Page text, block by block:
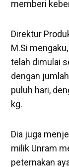
memberi
Direktur
M.Si
telah dimulai
dengan
puluh hari,
kg.
Dia juga
milik Unram
peternakan